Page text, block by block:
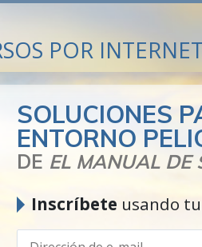
POR INTERNET
SOLUCIONES
ENTORNO
DE EL MANUAL DE
Inscríbete usando